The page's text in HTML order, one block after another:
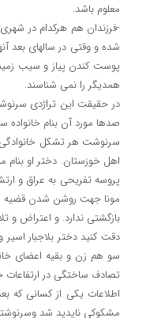
معلوم باشد.
-فرزندان هم هرکدام در
شده و وقتی در سالهای بعد
پوست کندن پیاز و سیب
همدیگر را نمی شناسند.
در حقیقت این تراژدی
صدها مورد آن بنام
سرنوشت هر تشکل خانوادگی
اهل خوزستان. دختر او بنام
پروسه تفریحی به عراق و
مونا جهت روشن شدن قضیه
بازگشتی ندارد. و اعتراض
دقت کنید دختر بلاجبار
سو هم زن و بقیه اعضای
تصادف ساختگی در
اطلاعات یکی از کسانی که
مشکوکی ناپدید شد